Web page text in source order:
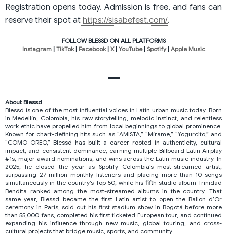
Registration opens today. Admission is free, and fans can
reserve their spot at https://sisabefest.com/.
FOLLOW BLESSD ON ALL PLATFORMS
Instagram| TikTok| Facebook| X| YouTube| Spotify| Apple Music
—
About Blessd
Blessd is one of the most influential voices in Latin urban music today. Born
in Medellín, Colombia, his raw storytelling, melodic instinct, and relentless
work ethic have propelled him from local beginnings to global prominence.
Known for chart-defining hits such as “AMISTA,” “Mírame,” “Yogurcito,” and
“COMO OREO,” Blessd has built a career rooted in authenticity, cultural
impact, and consistent dominance, earning multiple Billboard Latin Airplay
#1s, major award nominations, and wins across the Latin music industry. In
2025, he closed the year as Spotify Colombia’s most-streamed artist,
surpassing 27 million monthly listeners and placing more than 10 songs
simultaneously in the country’s Top 50, while his fifth studio album Trinidad
Bendita ranked among the most-streamed albums in the country. That
same year, Blessd became the first Latin artist to open the Ballon d’Or
ceremony in Paris, sold out his first stadium show in Bogotá before more
than 55,000 fans, completed his first ticketed European tour, and continued
expanding his influence through new music, global touring, and cross-
cultural projects that bridge music, sports, and community.